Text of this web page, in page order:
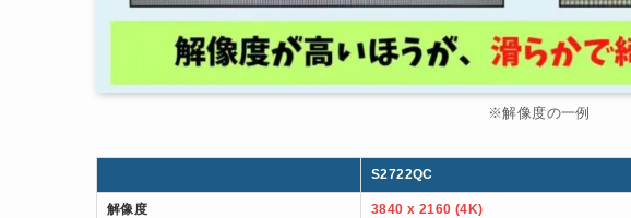
※解像度の一例
S2722QC
解像度 3840 x 2160 (4K)